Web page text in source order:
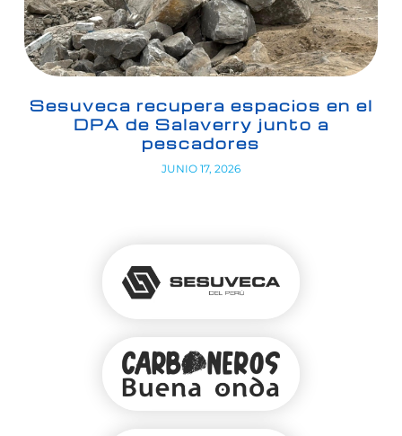
Sesuveca recupera espacios en el
DPA de Salaverry junto a
pescadores
JUNIO 17, 2026